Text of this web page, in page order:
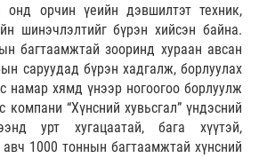
онд орчин үеийн дэвшилтэт техник,
шинэчлэлтийг бүрэн хийсэн байна.
багтаамжтай зооринд хураан авсан
саруудад бүрэн хадгалж, борлуулах
намар хямд үнээр ногоогоо борлуулж
компани “Хүнсний хувьсгал” үндэсний
урт хугацаатай, бага хүүтэй,
авч 1000 тоннын багтаамжтай хүнсний